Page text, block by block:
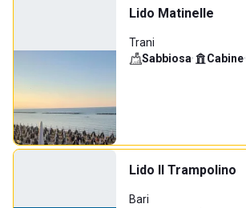
Lido Matinelle
Trani
Sabbiosa· Cabine·
Lido Il Trampolino
Bari